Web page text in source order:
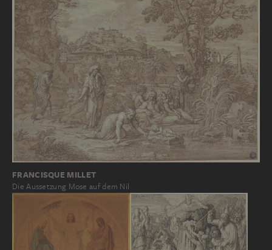
FRANCISQUE MILLET
Die Aussetzung Mose auf dem Nil